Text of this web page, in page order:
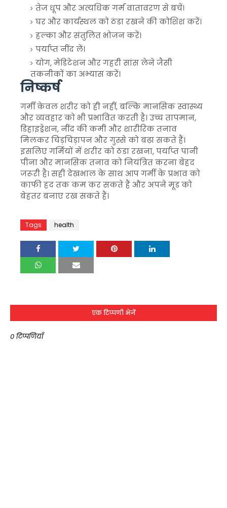
तेज धूप और अत्यधिक गर्म वातावरण से बचें।
घर और कार्यस्थल को ठंडा रखने की कोशिश करें।
हल्का और संतुलित भोजन करें।
पर्याप्त नींद लें।
योग, मेडिटेशन और गहरी सांस लेने जैसी
तकनीकों का अभ्यास करें।
निष्कर्ष
गर्मी केवल शरीर को ही नहीं, बल्कि मानसिक स्वास्थ्य
और व्यवहार को भी प्रभावित करती है। उच्च तापमान,
डिहाइड्रेशन, नींद की कमी और शारीरिक तनाव
मिलकर चिड़चिड़ापन और गुस्से को बढ़ा सकते हैं।
इसलिए गर्मियों में शरीर को ठंडा रखना, पर्याप्त पानी
पीना और मानसिक तनाव को नियंत्रित करना बेहद
जरूरी है। सही देखभाल के साथ आप गर्मी के प्रभाव को
काफी हद तक कम कर सकते हैं और अपने मूड को
बेहतर बनाए रख सकते हैं।
Tags health
एक टिप्पणी भेजें
0 टिप्पणियाँ